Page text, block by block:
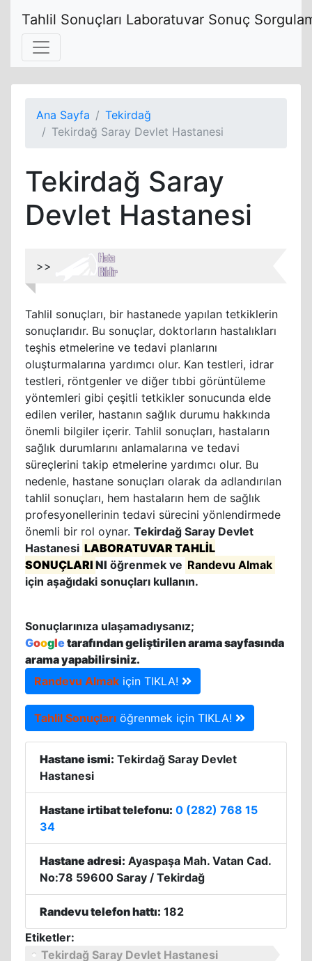
Tahlil Sonuçları Laboratuvar Sonuç
Ana Sayfa
Tekirdağ
Tekirdağ Saray Devlet Hastanesi
Tekirdağ Saray
Devlet Hastanesi
>>
Tahlil sonuçları, bir hastanede yapılan tetkiklerin
sonuçlarıdır. Bu sonuçlar, doktorların hastalıkları
teşhis etmelerine ve tedavi planlarını
oluşturmalarına yardımcı olur. Kan testleri, idrar
testleri, röntgenler ve diğer tıbbi görüntüleme
yöntemleri gibi çeşitli tetkikler sonucunda elde
edilen veriler, hastanın sağlık durumu hakkında
önemli bilgiler içerir. Tahlil sonuçları, hastaların
sağlık durumlarını anlamalarına ve tedavi
süreçlerini takip etmelerine yardımcı olur. Bu
nedenle, hastane sonuçları olarak da adlandırılan
tahlil sonuçları, hem hastaların hem de sağlık
profesyonellerinin tedavi sürecini yönlendirmede
önemli bir rol oynar. Tekirdağ Saray Devlet
Hastanesi LABORATUVAR TAHLİL
SONUÇLARI NI öğrenmek ve Randevu Almak
için aşağıdaki sonuçları kullanın.
Sonuçlarınıza ulaşamadıysanız;
Googletarafından geliştirilen arama sayfasında
arama yapabilirsiniz.
Randevu Almak için TIKLA!
Tahlil Sonuçları öğrenmek için TIKLA!
Hastane ismi: Tekirdağ Saray Devlet
Hastanesi
Hastane irtibat telefonu: 0 (282) 768 15
34
Hastane adresi: Ayaspaşa Mah. Vatan Cad.
No:78 59600 Saray / Tekirdağ
Randevu telefon hattı: 182
Etiketler:
Tekirdağ Saray Devlet Hastanesi